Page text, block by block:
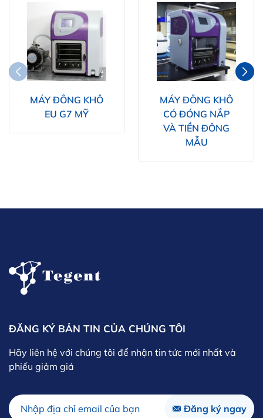
MÁY ĐÔNG KHÔ
EU G7 MỸ
MÁY ĐÔNG KHÔ
CÓ ĐÓNG NẮP
VÀ TIỀN ĐÔNG
MẪU
ĐĂNG KÝ BẢN TIN CỦA CHÚNG TÔI
Hãy liên hệ với chúng tôi để nhận tin tức mới nhất và
phiếu giảm giá